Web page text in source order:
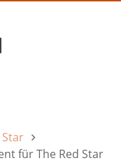
Star
für The Red Star